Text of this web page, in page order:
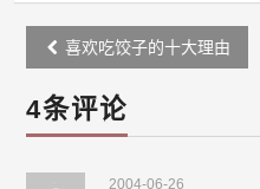
Post
navigation
喜欢吃饺子的十大理由
4条评论
2004-06-26